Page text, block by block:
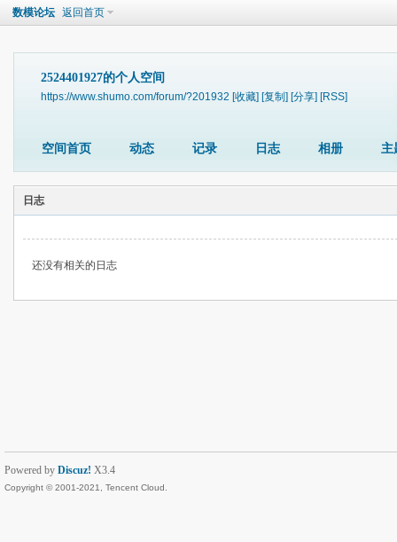
数模论坛 返回首页
2524401927的个人空间
https://www.shumo.com/forum/?201932 [收藏] [复制] [分享] [RSS]
空间首页 动态 记录 日志 相册 主
日志
还没有相关的日志
Powered by Discuz! X3.4
Copyright © 2001-2021, Tencent Cloud.